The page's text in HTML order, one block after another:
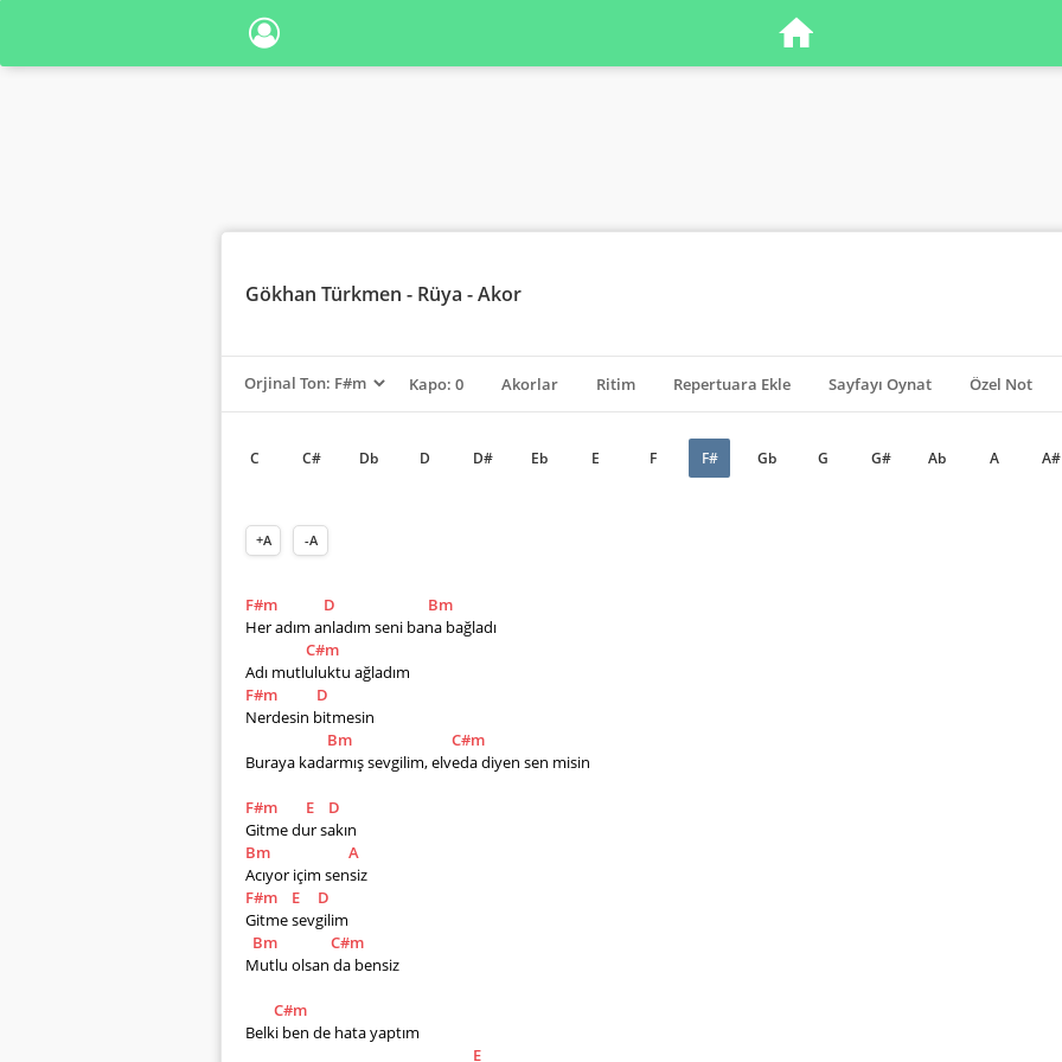
Gökhan Türkmen - Rüya - Akor
Kapo: 0 Akorlar Ritim Repertuara Ekle Sayfayı Oynat Özel Not
C C# Db D D# Eb E F F# Gb G G# Ab A A#
+A -A
F#m D
Bm
Her adım anladım seni bana bağladı
C#m
Adı mutluluktu ağladım
F#m
D
Nerdesin bitmesin
Bm
C#m
Buraya kadarmış sevgilim, elveda diyen sen misin
F#m E
D
Gitme dur sakın
Bm
A
Acıyor içim sensiz
F#m
E
D
Gitme sevgilim
Bm
C#m
Mutlu olsan da bensiz
C#m
Belki ben de hata yaptım
E